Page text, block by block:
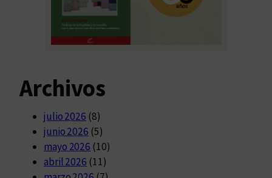
Archivos
julio 2026 (8)
junio 2026 (5)
mayo 2026 (10)
abril 2026 (11)